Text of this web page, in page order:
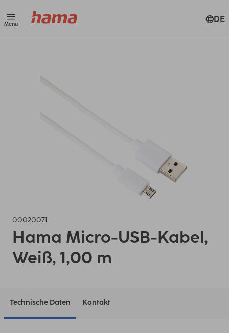
Menü DE
00020071
Hama Micro-USB-Kabel,
Weiß, 1,00 m
Technische Daten Kontakt